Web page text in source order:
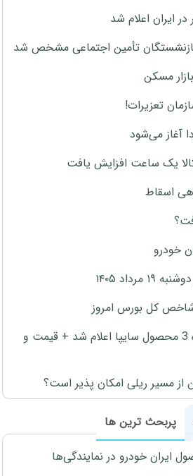
ایران اعلام شد
تأمین اجتماعی مشخص شد
مسکن
تعزیرات!
آغاز می‌شود
یک ساعت افزایش یافت
اسقاط
خودرو
۱۴۰۵
شرایط فروش فوق‌العاده 3 محصول سایپا اعلام شد + قیمت و
از مسیر ریلی امکان پذیر است؟
پربحث ترین ها